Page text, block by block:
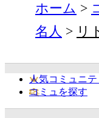
ホーム
名人
リ
人気コミュニテ
コミュを探す